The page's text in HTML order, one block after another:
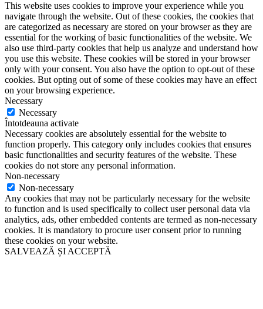
This website uses cookies to improve your experience while you
navigate through the website. Out of these cookies, the cookies that
are categorized as necessary are stored on your browser as they are
essential for the working of basic functionalities of the website. We
also use third-party cookies that help us analyze and understand how
you use this website. These cookies will be stored in your browser
only with your consent. You also have the option to opt-out of these
cookies. But opting out of some of these cookies may have an effect
on your browsing experience.
Necessary
Necessary
Întotdeauna activate
Necessary cookies are absolutely essential for the website to
function properly. This category only includes cookies that ensures
basic functionalities and security features of the website. These
cookies do not store any personal information.
Non-necessary
Non-necessary
Any cookies that may not be particularly necessary for the website
to function and is used specifically to collect user personal data via
analytics, ads, other embedded contents are termed as non-necessary
cookies. It is mandatory to procure user consent prior to running
these cookies on your website.
SALVEAZĂ ȘI ACCEPTĂ